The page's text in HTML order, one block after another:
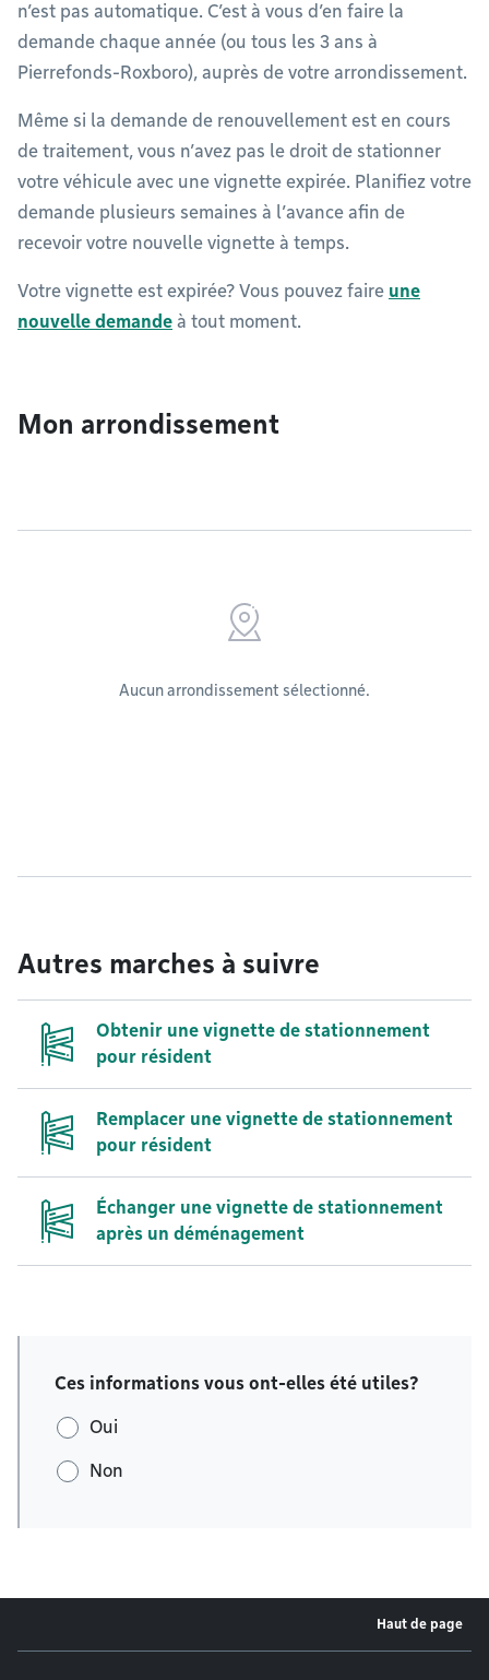
n’est pas automatique. C’est à vous d’en faire la
demande chaque année (ou tous les 3 ans à
Pierrefonds-Roxboro), auprès de votre arrondissement.
Même si la demande de renouvellement est en cours
de traitement, vous n’avez pas le droit de stationner
votre véhicule avec une vignette expirée. Planifiez votre
demande plusieurs semaines à l’avance afin de
recevoir votre nouvelle vignette à temps.
Votre vignette est expirée? Vous pouvez faire une
nouvelle demande à tout moment.
Mon arrondissement
Aucun arrondissement sélectionné.
Autres marches à suivre
Obtenir une vignette de stationnement
pour résident
Remplacer une vignette de stationnement
pour résident
Échanger une vignette de stationnement
après un déménagement
Ces informations vous ont-elles été utiles?
Oui
Non
Haut de page